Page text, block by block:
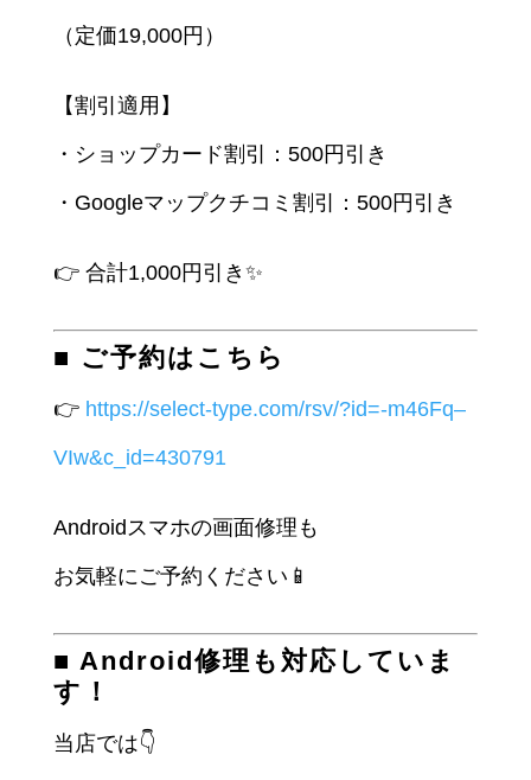
（定価19,000円）
【割引適用】
・ショップカード割引：500円引き
・Googleマップクチコミ割引：500円引き
👉 合計1,000円引き✨
■ ご予約はこちら
👉 https://select-type.com/rsv/?id=-m46Fq–
VIw&c_id=430791
Androidスマホの画面修理も
お気軽にご予約ください📱
■ Android修理も対応していま
す！
当店では👇